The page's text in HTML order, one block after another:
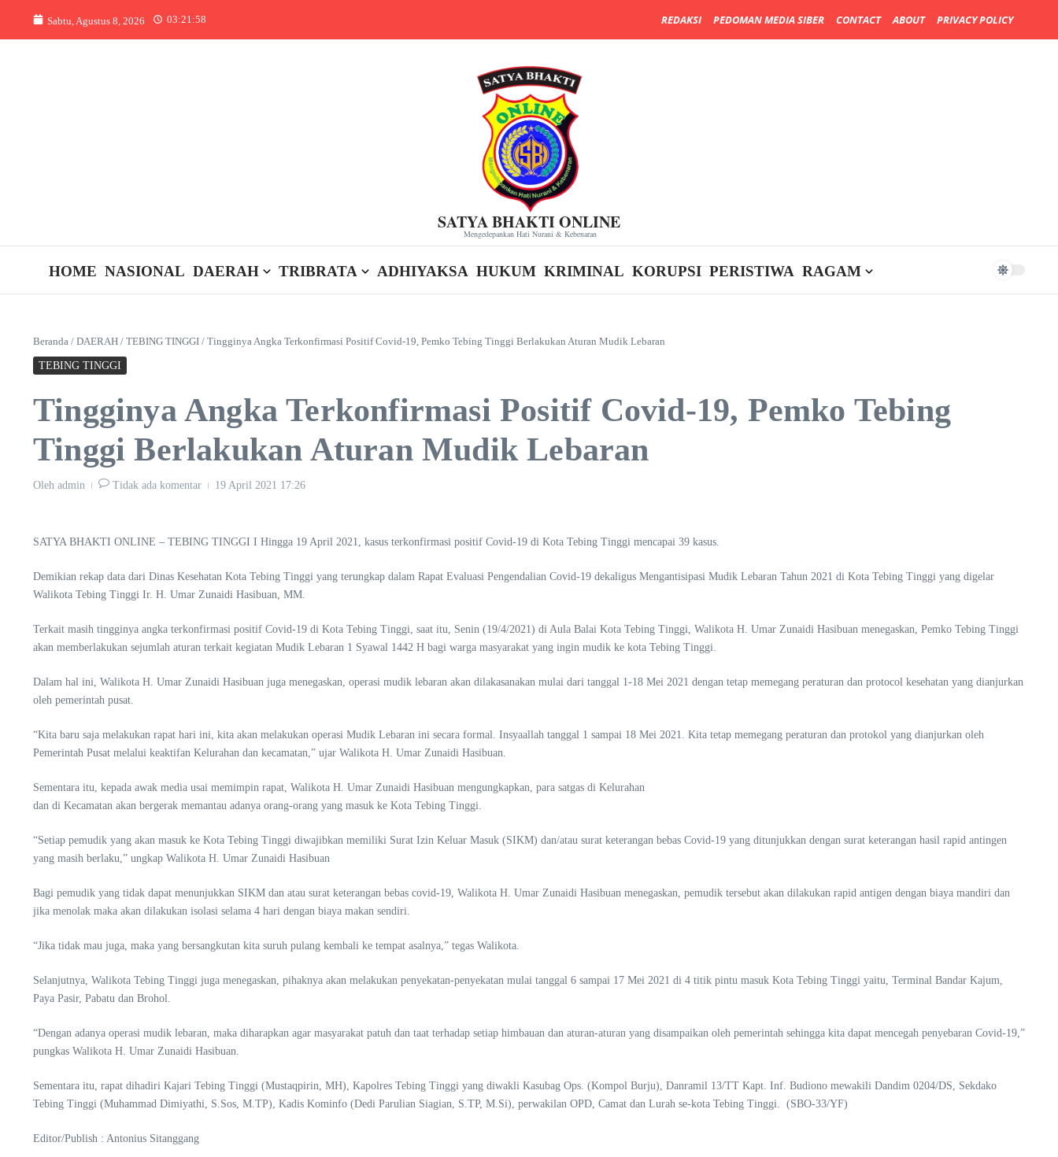
Sabtu, Agustus 8, 2026
03:21:58 REDAKSI PEDOMAN MEDIA SIBER CONTACT ABOUT PRIVACY POLICY
SATYA BHAKTI ONLINE
Mengedepankan Hati Nurani & Kebenaran
HOME NASIONAL DAERAH TRIBRATA ADHIYAKSA HUKUM KRIMINAL KORUPSI PERISTIWA RAGAM
Beranda / DAERAH / TEBING TINGGI / Tingginya Angka Terkonfirmasi Positif Covid-19, Pemko Tebing Tinggi Berlakukan Aturan Mudik Lebaran
TEBING TINGGI
Tingginya Angka Terkonfirmasi Positif Covid-19, Pemko Tebing
Tinggi Berlakukan Aturan Mudik Lebaran
Oleh admin Tidak ada komentar 19 April 2021 17:26
SATYA BHAKTI ONLINE – TEBING TINGGI I Hingga 19 April 2021, kasus terkonfirmasi positif Covid-19 di Kota Tebing Tinggi mencapai 39 kasus.
Demikian rekap data dari Dinas Kesehatan Kota Tebing Tinggi yang terungkap dalam Rapat Evaluasi Pengendalian Covid-19 dekaligus Mengantisipasi Mudik Lebaran Tahun 2021 di Kota Tebing Tinggi yang digelar
Walikota Tebing Tinggi Ir. H. Umar Zunaidi Hasibuan, MM.
Terkait masih tingginya angka terkonfirmasi positif Covid-19 di Kota Tebing Tinggi, saat itu, Senin (19/4/2021) di Aula Balai Kota Tebing Tinggi, Walikota H. Umar Zunaidi Hasibuan menegaskan, Pemko Tebing Tinggi
akan memberlakukan sejumlah aturan terkait kegiatan Mudik Lebaran 1 Syawal 1442 H bagi warga masyarakat yang ingin mudik ke kota Tebing Tinggi.
Dalam hal ini, Walikota H. Umar Zunaidi Hasibuan juga menegaskan, operasi mudik lebaran akan dilakasanakan mulai dari tanggal 1-18 Mei 2021 dengan tetap memegang peraturan dan protocol kesehatan yang dianjurkan
oleh pemerintah pusat.
“Kita baru saja melakukan rapat hari ini, kita akan melakukan operasi Mudik Lebaran ini secara formal. Insyaallah tanggal 1 sampai 18 Mei 2021. Kita tetap memegang peraturan dan protokol yang dianjurkan oleh
Pemerintah Pusat melalui keaktifan Kelurahan dan kecamatan,” ujar Walikota H. Umar Zunaidi Hasibuan.
Sementara itu, kepada awak media usai memimpin rapat, Walikota H. Umar Zunaidi Hasibuan mengungkapkan, para satgas di Kelurahan
dan di Kecamatan akan bergerak memantau adanya orang-orang yang masuk ke Kota Tebing Tinggi.
“Setiap pemudik yang akan masuk ke Kota Tebing Tinggi diwajibkan memiliki Surat Izin Keluar Masuk (SIKM) dan/atau surat keterangan bebas Covid-19 yang ditunjukkan dengan surat keterangan hasil rapid antingen
yang masih berlaku,” ungkap Walikota H. Umar Zunaidi Hasibuan
Bagi pemudik yang tidak dapat menunjukkan SIKM dan atau surat keterangan bebas covid-19, Walikota H. Umar Zunaidi Hasibuan menegaskan, pemudik tersebut akan dilakukan rapid antigen dengan biaya mandiri dan
jika menolak maka akan dilakukan isolasi selama 4 hari dengan biaya makan sendiri.
“Jika tidak mau juga, maka yang bersangkutan kita suruh pulang kembali ke tempat asalnya,” tegas Walikota.
Selanjutnya, Walikota Tebing Tinggi juga menegaskan, pihaknya akan melakukan penyekatan-penyekatan mulai tanggal 6 sampai 17 Mei 2021 di 4 titik pintu masuk Kota Tebing Tinggi yaitu, Terminal Bandar Kajum,
Paya Pasir, Pabatu dan Brohol.
“Dengan adanya operasi mudik lebaran, maka diharapkan agar masyarakat patuh dan taat terhadap setiap himbauan dan aturan-aturan yang disampaikan oleh pemerintah sehingga kita dapat mencegah penyebaran Covid-19,”
pungkas Walikota H. Umar Zunaidi Hasibuan.
Sementara itu, rapat dihadiri Kajari Tebing Tinggi (Mustaqpirin, MH), Kapolres Tebing Tinggi yang diwakli Kasubag Ops. (Kompol Burju), Danramil 13/TT Kapt. Inf. Budiono mewakili Dandim 0204/DS, Sekdako
Tebing Tinggi (Muhammad Dimiyathi, S.Sos, M.TP), Kadis Kominfo (Dedi Parulian Siagian, S.TP, M.Si), perwakilan OPD, Camat dan Lurah se-kota Tebing Tinggi. (SBO-33/YF)
Editor/Publish : Antonius Sitanggang